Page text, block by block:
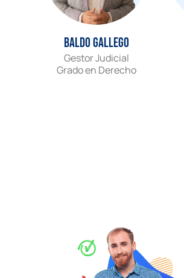
Baldo Gallego
Gestor Judicial
Grado en Derecho